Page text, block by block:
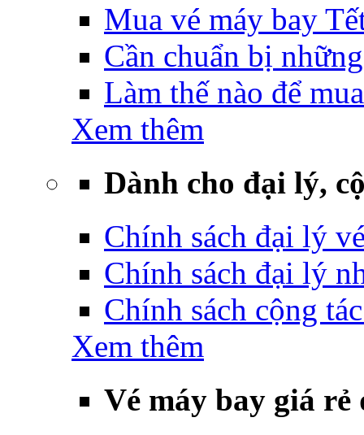
Mua vé máy bay
Cần chuẩn bị
Làm thế nào để
Xem thêm
Dành cho đại lý,
Chính sách đại lý
Chính sách đại lý
Chính sách cộng
Xem thêm
Vé máy bay giá rẻ